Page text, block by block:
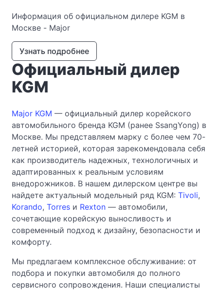
Информация об официальном дилере KGM в
Москве - Major
Узнать подробнее
Официальный дилер
KGM
Major KGM — официальный дилер корейского
автомобильного бренда KGM (ранее SsangYong) в
Москве. Мы представляем марку с более чем 70-
летней историей, которая зарекомендовала себя
как производитель надежных, технологичных и
адаптированных к реальным условиям
внедорожников. В нашем дилерском центре вы
найдете актуальный модельный ряд KGM: Tivoli,
Korando, Torres и Rexton — автомобили,
сочетающие корейскую выносливость и
современный подход к дизайну, безопасности и
комфорту.
Мы предлагаем комплексное обслуживание: от
подбора и покупки автомобиля до полного
сервисного сопровождения. Наши специалисты